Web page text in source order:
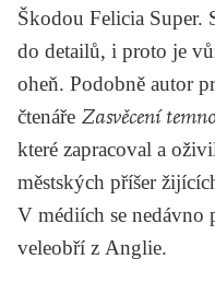
Škodou Felicia Super.
do detailů, i proto je
oheň. Podobně autor
čtenáře Zasvěcení
které zapracoval a
městských příšer
V médiích se nedávno
veleobří z Anglie.